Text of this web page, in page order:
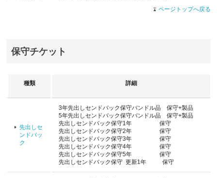
ページトップへ戻る
保守チケット
種類 詳細
先出しセ
ンドバッ
ク
3年先出しセンドバック保守バンドル品 保守+製品
5年先出しセンドバック保守バンドル品 保守+製品
先出しセンドバック保守1年 保守
先出しセンドバック保守2年 保守
先出しセンドバック保守3年 保守
先出しセンドバック保守4年 保守
先出しセンドバック保守5年 保守
先出しセンドバック保守 更新1年 保守